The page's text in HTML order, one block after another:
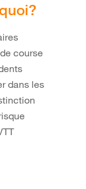
course
dans les